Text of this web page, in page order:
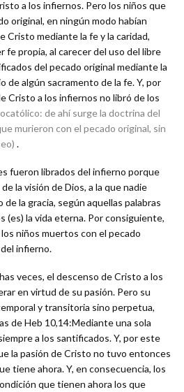
a los infiernos. Pero los niños que
original, en ningún modo habían
Cristo mediante la fe y la caridad,
fe propia, al carecer del uso del libre
del pecado original mediante la
de algún sacramento de la fe. Y, por
Cristo a los infiernos no libró de los
de ahí surge la doctrina del
murieron con el pecado original, sin
.
fueron librados del infierno porque
la visión de Dios, a la que nadie
la gracia, según aquellas palabras
(es) la vida eterna. Por consiguiente,
niños muertos con el pecado
infierno.
veces, el descenso de Cristo a los
en virtud de su pasión. Pero su
y transitoria sino perpetua,
de Heb 10,14:Mediante una sola
a los santificados. Y, por este
la pasión de Cristo no tuvo entonces
tiene ahora. Y, en consecuencia, los
que tienen ahora los que